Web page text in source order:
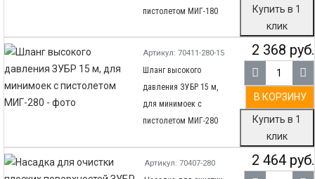
пистолетом МИГ-180
Купить в 1
клик
Артикул: 70411-280-15
Шланг высокого
давления ЗУБР 15 м,
для минимоек с
пистолетом МИГ-280
2 368 руб.
В КОРЗИНУ
Купить в 1
клик
Артикул: 70407-280 2 464 руб.